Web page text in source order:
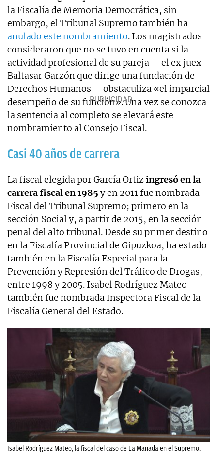
la Fiscalía de Memoria Democrática, sin
embargo, el Tribunal Supremo también ha
anulado este nombramiento. Los magistrados
consideraron que no se tuvo en cuenta si la
actividad profesional de su pareja —el ex juex
Baltasar Garzón que dirige una fundación de
Derechos Humanos— obstaculiza «el imparcial
desempeño de su función». Una vez se conozca
la sentencia al completo se elevará este
nombramiento al Consejo Fiscal.
Casi 40 años de carrera
La fiscal elegida por García Ortizingresó en la
carrera fiscal en 1985 y en 2011 fue nombrada
Fiscal del Tribunal Supremo; primero en la
sección Social y, a partir de 2015, en la sección
penal del alto tribunal. Desde su primer destino
en la Fiscalía Provincial de Gipuzkoa, ha estado
también en la Fiscalía Especial para la
Prevención y Represión del Tráfico de Drogas,
entre 1998 y 2005. Isabel Rodríguez Mateo
también fue nombrada Inspectora Fiscal de la
Fiscalía General del Estado.
Isabel Rodríguez Mateo, la fiscal del caso de La Manada en el Supremo.